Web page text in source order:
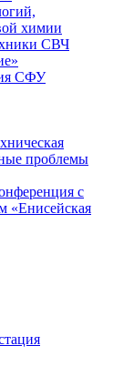
химии
СВЧ
СФУ
проблемы
с
«Енисейская